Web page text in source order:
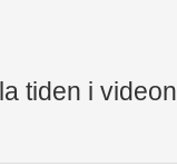
tiden i